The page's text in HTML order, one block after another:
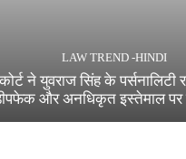
LAW TREND -HINDI
ने युवराज सिंह के पर्सनालिटी
और अनधिकृत इस्तेमाल पर